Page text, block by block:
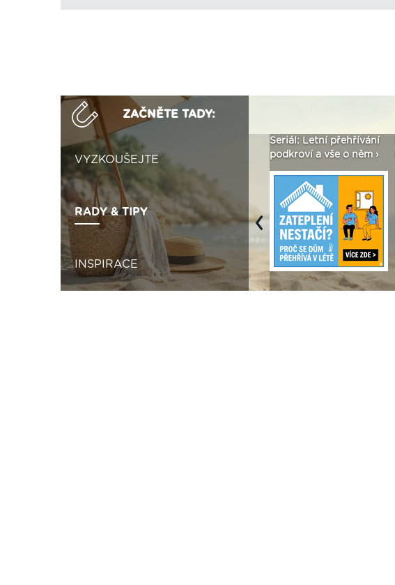
ZAČNĚTE TADY:
VYZKOUŠEJTE
RADY & TIPY
INSPIRACE
Vytvořte si vizualizaci
seženeme! ›
Seriál: Letní přehřívání
podkroví a vše o něm ›
Previous